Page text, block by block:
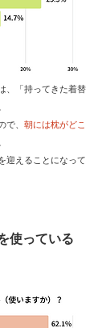
、「持ってきた着替
で、 朝には枕がどこ
迎えることになって
使っている